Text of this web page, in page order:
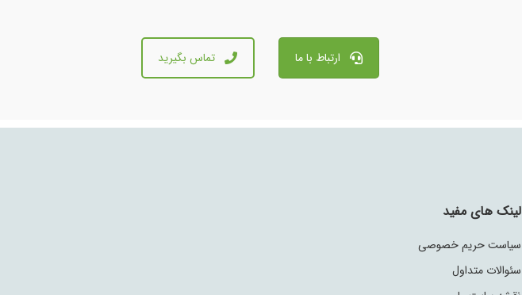
ارتباط با ما تماس بگیرید
لینک های مفید
سیاست حریم خصوصی
سئوالات متداول